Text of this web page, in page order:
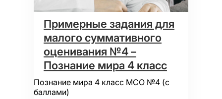
Примерные задания для
малого суммативного
оценивания №4 –
Познание мира 4 класс
Познание мира 4 класс МСО №4 (с
баллами)